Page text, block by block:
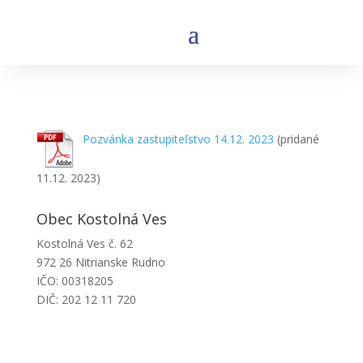
Pozvánka zastupiteľstvo 14.12. 2023 (pridané
11.12. 2023)
Obec Kostolná Ves
Kostolná Ves č. 62
972 26 Nitrianske Rudno
IČO: 00318205
DIČ: 202 12 11 720